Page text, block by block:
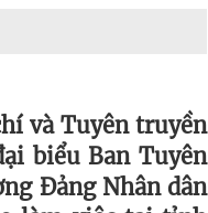
và Tuyên truyền
biểu Ban Tuyên
Đảng Nhân dân